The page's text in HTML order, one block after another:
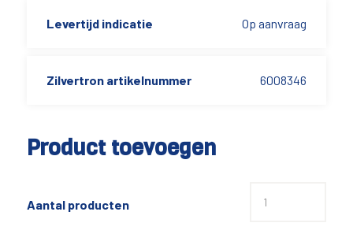
Product toevoegen
Aantal producten
Levertijd indicatie Op aanvraag
Zilvertron artikelnummer 6008346